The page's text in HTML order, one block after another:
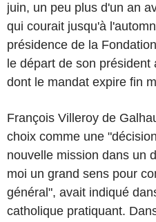
juin, un peu plus d'un an
qui courait jusqu'à
présidence de la
le départ de son
dont le mandat expire fin
François Villeroy de
choix comme une
nouvelle mission dans un
moi un grand sens pour
général", avait indiqué
catholique pratiquant.